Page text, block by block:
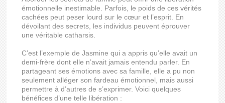
émotionnelle inestimable. Parfois, le poids de ces vérités
cachées peut peser lourd sur le cœur et l’esprit. En
dévoilant des secrets, les individus peuvent éprouver
une véritable catharsis.
C’est l’exemple de Jasmine qui a appris qu’elle avait un
demi-frère dont elle n’avait jamais entendu parler. En
partageant ses émotions avec sa famille, elle a pu non
seulement alléger son fardeau émotionnel, mais aussi
permettre à d’autres de s’exprimer. Voici quelques
bénéfices d’une telle libération :